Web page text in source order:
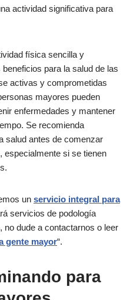
actividad significativa para
física sencilla y
para la salud de las
activas y comprometidas
mayores pueden
enfermedades y mantener
Se recomienda
salud antes de comenzar
especialmente si se tienen
un servicio integral para
servicios de podología
no dude a contactarnos o leer
gente mayor“.
para